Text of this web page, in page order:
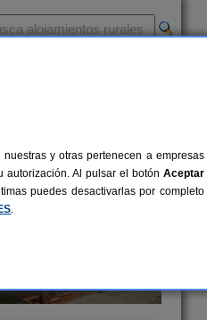
y otras pertenecen a empresas
autorización. Al pulsar el botón Aceptar
puedes desactivarlas por completo
.